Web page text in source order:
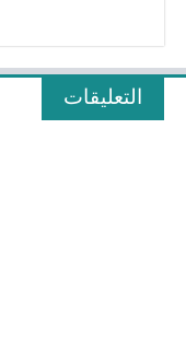
التعليقات